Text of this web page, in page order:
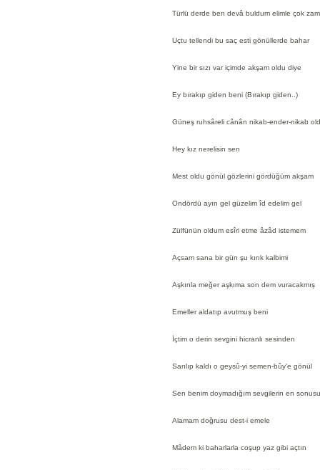
Türlü derde ben devâ buldum elimle çok
Uçtu tellendi bu saç esti gönüllerde bahar
Yine bir sızı var içimde akşam oldu diye
Ey bırakıp giden beni (Bırakıp giden..)
Güneş ruhsâreli cânân nikab-ender-nikab
Hey kız nerelisin sen
Mest oldu gönül gözlerini gördüğüm akşam
Ondördü ayın gel güzelim îd edelim gel
Zülfünün oldum esîri etme âzâd istemem
Açsam sana bir gün şu kırık kalbimi
Aşkınla meğer aşkıma son dem vuracakmış
Emeller aldatıp avutmuş beni
İçtim o derin sevgini hicranlı sesinden
Sarılıp kaldı o geysû-yi semen-bûy'e gönül
Sen benim doymadığım sevgilerin en
Alamam doğrusu dest-i emele
Mâdem ki baharlarla coşup yaz gibi açtın